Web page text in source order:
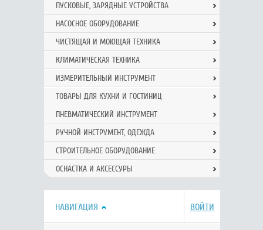
ПУСКОВЫЕ, ЗАРЯДНЫЕ УСТРОЙСТВА
НАСОСНОЕ ОБОРУДОВАНИЕ
ЧИСТЯЩАЯ И МОЮЩАЯ ТЕХНИКА
КЛИМАТИЧЕСКАЯ ТЕХНИКА
ИЗМЕРИТЕЛЬНЫЙ ИНСТРУМЕНТ
ТОВАРЫ ДЛЯ КУХНИ И ГОСТИНИЦ
ПНЕВМАТИЧЕСКИЙ ИНСТРУМЕНТ
РУЧНОЙ ИНCТРУМЕНТ, ОДЕЖДА
СТРОИТЕЛЬНОЕ ОБОРУДОВАНИЕ
ОСНАСТКА И АКСЕССУРЫ
НАВИГАЦИЯ ВОЙТИ